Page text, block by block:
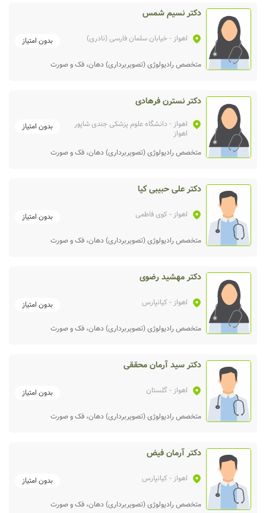
دکتر نسیم شمس
اهواز - خیابان سلمان فارسی (نادری) بدون امتیاز
متخصص رادیولوژی (تصویربرداری) دهان، فک و صورت
دکتر نسترن فرهادی
اهواز - دانشگاه علوم پزشکی جندی شاپور
اهواز
بدون امتیاز
متخصص رادیولوژی (تصویربرداری) دهان، فک و صورت
دکتر علی حبیبی کیا
اهواز - کوی فاطمی بدون امتیاز
متخصص رادیولوژی (تصویربرداری) دهان، فک و صورت
دکتر مهشید رضوی
اهواز - کیانپارس بدون امتیاز
متخصص رادیولوژی (تصویربرداری) دهان، فک و صورت
دکتر سید آرمان محققی
اهواز - گلستان بدون امتیاز
متخصص رادیولوژی (تصویربرداری) دهان، فک و صورت
دکتر آرمان فیض
اهواز - کیانپارس بدون امتیاز
متخصص رادیولوژی (تصویربرداری) دهان، فک و صورت